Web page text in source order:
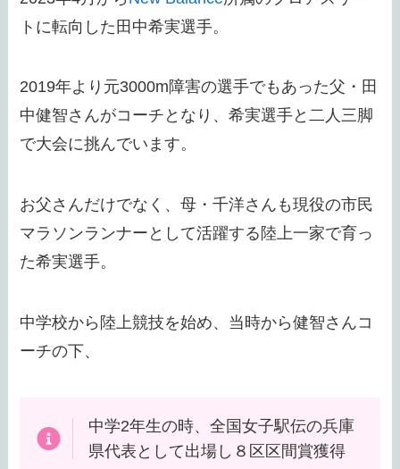
トに転向した田中希実選手。
2019年より元3000m障害の選手でもあった父・田
中健智さんがコーチとなり、希実選手と二人三脚
で大会に挑んでいます。
お父さんだけでなく、母・千洋さんも現役の市民
マラソンランナーとして活躍する陸上一家で育っ
た希実選手。
中学校から陸上競技を始め、当時から健智さんコ
ーチの下、
中学2年生の時、全国女子駅伝の兵庫
県代表として出場し８区区間賞獲得